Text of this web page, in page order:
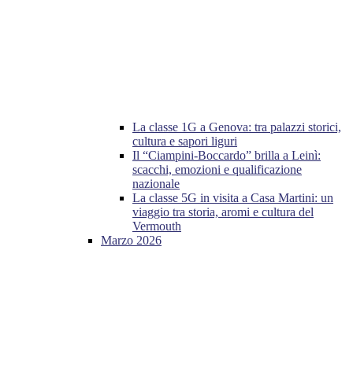
La classe 1G a Genova: tra palazzi storici,
cultura e sapori liguri
Il “Ciampini-Boccardo” brilla a Leinì:
scacchi, emozioni e qualificazione
nazionale
La classe 5G in visita a Casa Martini: un
viaggio tra storia, aromi e cultura del
Vermouth
Marzo 2026